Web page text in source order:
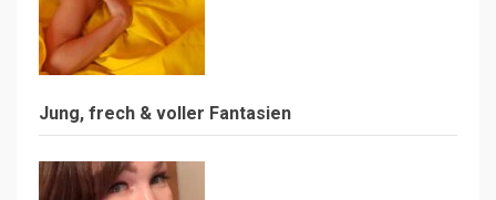
Jung, frech & voller Fantasien